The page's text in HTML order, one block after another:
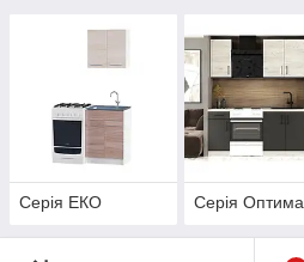
Серія ЕКО Серія Оптима